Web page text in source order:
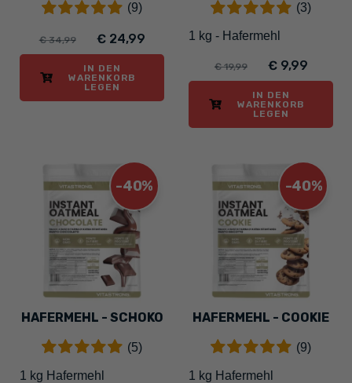
(9)
€ 34,99 € 24,99
IN DEN
WARENKORB
LEGEN
(3)
1 kg - Hafermehl
€ 19,99 € 9,99
IN DEN
WARENKORB
LEGEN
-40%
HAFERMEHL - SCHOKO
(5)
1 kg Hafermehl
-40%
HAFERMEHL - COOKIE
(9)
1 kg Hafermehl